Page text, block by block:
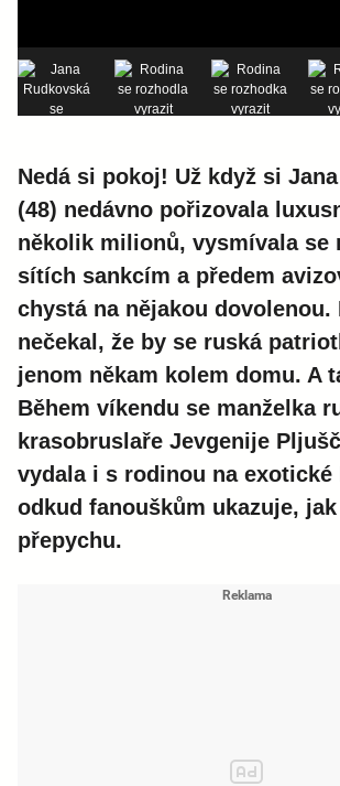
Nedá si pokoj! Už když si
(48) nedávno pořizovala
několik milionů, vysmívala se
sítích sankcím a předem
chystá na nějakou dovolenou.
nečekal, že by se ruská
jenom někam kolem domu. A
Během víkendu se manželka
krasobruslaře Jevgenije
vydala i s rodinou na exotické
odkud fanouškům ukazuje,
přepychu.